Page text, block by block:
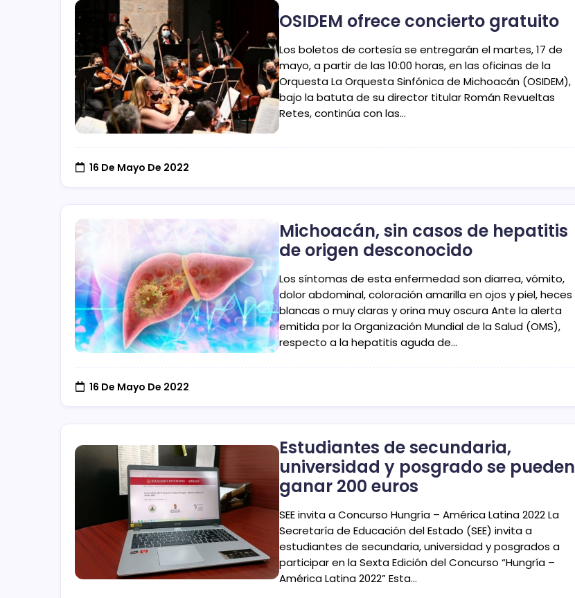
OSIDEM ofrece concierto gratuito
Los boletos de cortesía se entregarán el martes, 17 de
mayo, a partir de las 10:00 horas, en las oficinas de la
Orquesta La Orquesta Sinfónica de Michoacán (OSIDEM),
bajo la batuta de su director titular Román Revueltas
Retes, continúa con las…
16 De Mayo De 2022
Michoacán, sin casos de hepatitis
de origen desconocido
Los síntomas de esta enfermedad son diarrea, vómito,
dolor abdominal, coloración amarilla en ojos y piel, heces
blancas o muy claras y orina muy oscura Ante la alerta
emitida por la Organización Mundial de la Salud (OMS),
respecto a la hepatitis aguda de…
16 De Mayo De 2022
Estudiantes de secundaria,
universidad y posgrado se pueden
ganar 200 euros
SEE invita a Concurso Hungría – América Latina 2022 La
Secretaría de Educación del Estado (SEE) invita a
estudiantes de secundaria, universidad y posgrados a
participar en la Sexta Edición del Concurso “Hungría –
América Latina 2022” Esta…